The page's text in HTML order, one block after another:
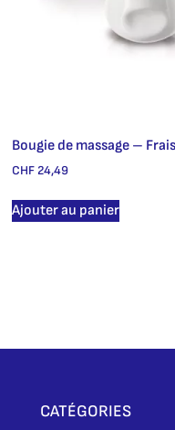
Bougie de massage –
CHF24,49
Ajouter au panier
CATÉGORIES